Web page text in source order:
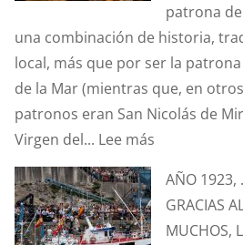
SANTA
ANA?
patrona
una combinación de historia,
local, más que por ser la
de la Mar (mientras que, en
patronos eran San Nicolás de
Virgen del... Lee más:
ANA.
PATRONA
AÑO 1923,
GRACIAS
MUCHOS,